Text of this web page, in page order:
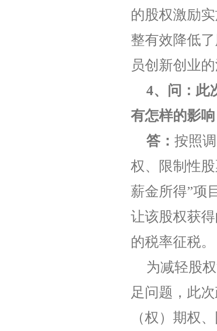
的股权激励
整有效降低
员创新创业
4、问：此
有怎样的影
答： 按照
权、限制性
薪金所得”项
让该股权获
的税率征税。
为减轻股
足问题，此
（权）期权